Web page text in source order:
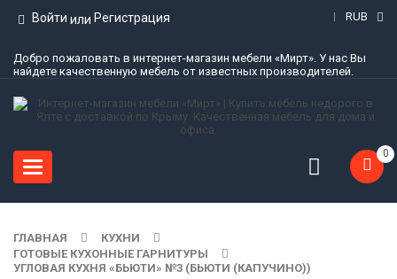
Войти или Регистрация RUB
Добро пожаловать в интернет-магазин мебели «Мирт». У нас Вы
найдете качественную мебель от известных производителей.
Toggle
navigation
0
ГЛАВНАЯ
КУХНИ
ГОТОВЫЕ КУХОННЫЕ ГАРНИТУРЫ
УГЛОВАЯ КУХНЯ «БЬЮТИ» №3 (БЬЮТИ (КАПУЧИНО))